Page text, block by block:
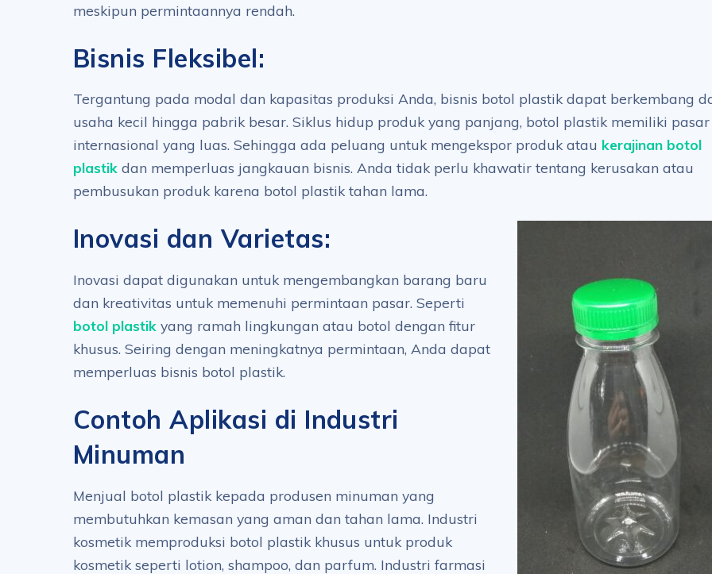
meskipun permintaannya rendah.
Bisnis Fleksibel:
Tergantung pada modal dan kapasitas produksi Anda, bisnis botol plastik dapat berkembang
usaha kecil hingga pabrik besar. Siklus hidup produk yang panjang, botol plastik memiliki pasar
internasional yang luas. Sehingga ada peluang untuk mengekspor produk atau kerajinan botol
plastik dan memperluas jangkauan bisnis. Anda tidak perlu khawatir tentang kerusakan atau
pembusukan produk karena botol plastik tahan lama.
Inovasi dan Varietas:
Inovasi dapat digunakan untuk mengembangkan barang baru
dan kreativitas untuk memenuhi permintaan pasar. Seperti
botol plastik yang ramah lingkungan atau botol dengan fitur
khusus. Seiring dengan meningkatnya permintaan, Anda dapat
memperluas bisnis botol plastik.
Contoh Aplikasi di Industri
Minuman
Menjual botol plastik kepada produsen minuman yang
membutuhkan kemasan yang aman dan tahan lama. Industri
kosmetik memproduksi botol plastik khusus untuk produk
kosmetik seperti lotion, shampoo, dan parfum. Industri farmasi